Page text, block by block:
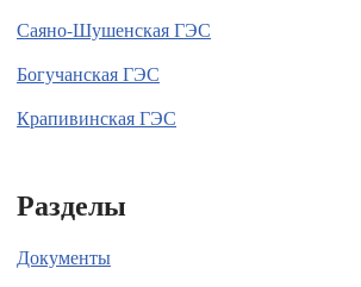
Саяно-Шушенская ГЭС
Богучанская ГЭС
Крапивинская ГЭС
Разделы
Документы